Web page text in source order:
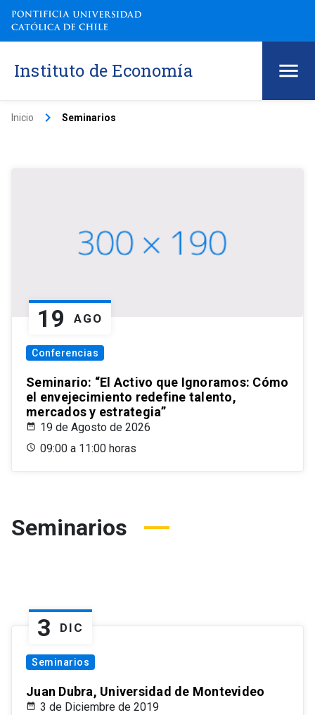
Instituto de Economía
Inicio keyboard_arrow_right Seminarios
19 AGO
Conferencias
Seminario: “El Activo que Ignoramos: Cómo
el envejecimiento redefine talento,
mercados y estrategia”
19 de Agosto de 2026
09:00 a 11:00 horas
Seminarios
3 DIC
Seminarios
Juan Dubra, Universidad de Montevideo
3 de Diciembre de 2019